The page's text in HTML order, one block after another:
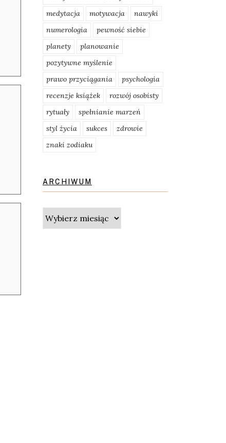
medytacja
motywacja
nawyki
numerologia
pewność siebie
planety
planowanie
pozytywne myślenie
prawo przyciągania
psychologia
recenzje książek
rozwój osobisty
rytuały
spełnianie marzeń
styl życia
sukces
zdrowie
znaki zodiaku
ARCHIWUM
Archiwum